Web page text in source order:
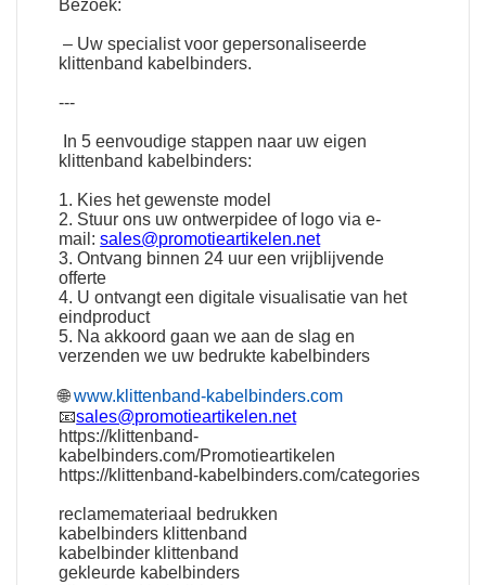
Bezoek:
– Uw specialist voor gepersonaliseerde
klittenband kabelbinders.
---
In 5 eenvoudige stappen naar uw eigen
klittenband kabelbinders:
1. Kies het gewenste model
2. Stuur ons uw ontwerpidee of logo via e-
mail:sales@promotieartikelen.net
3. Ontvang binnen 24 uur een vrijblijvende
offerte
4. U ontvangt een digitale visualisatie van het
eindproduct
5. Na akkoord gaan we aan de slag en
verzenden we uw bedrukte kabelbinders
🌐www.klittenband-kabelbinders.com
📧sales@promotieartikelen.net
https://klittenband-
kabelbinders.com/Promotieartikelen
https://klittenband-kabelbinders.com/categories
reclamemateriaal bedrukken
kabelbinders klittenband
kabelbinder klittenband
gekleurde kabelbinders